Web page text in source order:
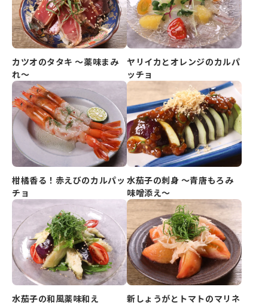
カツオのタタキ ～薬味まみ
れ～
ヤリイカとオレンジのカルパ
ッチョ
柑橘香る！赤えびのカルパッ
チョ
水茄子の刺身 ～青唐もろみ
味噌添え～
水茄子の和風薬味和え 新しょうがとトマトのマリネ